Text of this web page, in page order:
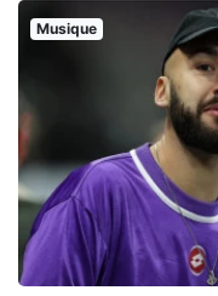
Musique